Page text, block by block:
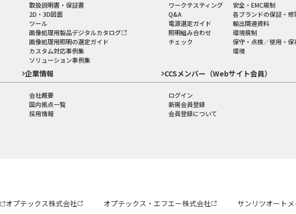
取扱説明書・保証書
2D・3D図面
ツール
画像処理用製品デジタルカタログ
画像処理用照明の選定ガイド
カスタム対応事例集
ソリューション事例集
ワークテスティング
Q&A
電源選定ガイド
照明組み合わせ
チェック
安全・EMC規制
各ブランドの保証・修
輸出関連資料
環境規制
保守・点検／使用・保
環境
企業情報
会社概要
国内拠点一覧
採用情報
CCSメンバー（Webサイト会員）
ログイン
新規会員登録
会員登録について
オプテックス株式会社 オプテックス・エフエー株式会社 サンリツオート